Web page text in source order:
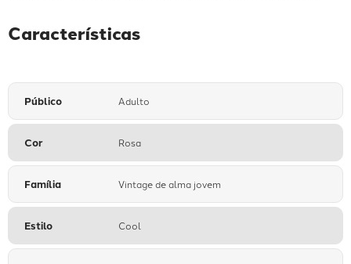
Características
Público Adulto
Cor Rosa
Família Vintage de alma jovem
Estilo Cool